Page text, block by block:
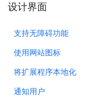
设计界面
支持无障碍功能
使用网站图标
将扩展程序本地化
通知用户